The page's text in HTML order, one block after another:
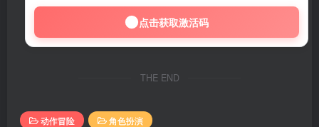
点击获取激活码
THE END
动作冒险
角色扮演